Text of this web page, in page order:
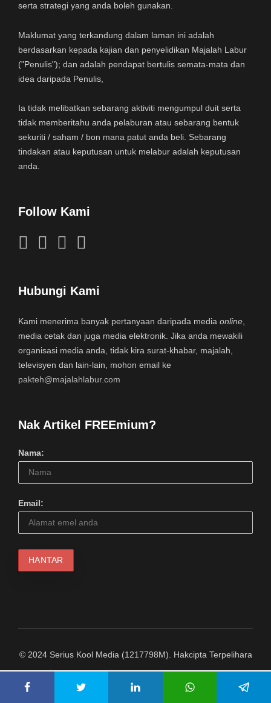
serta strategi yang anda boleh gunakan.
Maklumat yang terkandung dalam laman ini adalah
berdasarkan kepada kajian dan penyelidikan Majalah Labur
("Penulis"); dan adalah pendapat bertulis semata-mata dan
idea daripada Penulis,
Ia tidak melibatkan sebarang aktiviti mengumpul duit serta
tidak memberitahu anda pelaburan atau sebarang bentuk
sekuriti / saham / bon mana patut anda beli. Sebarang
tindakan atau keputusan untuk melabur adalah keputusan
anda.
Follow Kami
Hubungi Kami
Kami menerima banyak pertanyaan daripada media online
media cetak dan juga media elektronik. Jika anda mewakili
organisasi media anda, tidak kira surat-khabar, majalah,
televisyen dan lain-lain, mohon email ke
pakteh@majalahlabur.com
Nak Artikel FREEmium?
Nama:
Email:
© 2024 Serius Kool Media (1217798M). Hakcipta Terpelihara